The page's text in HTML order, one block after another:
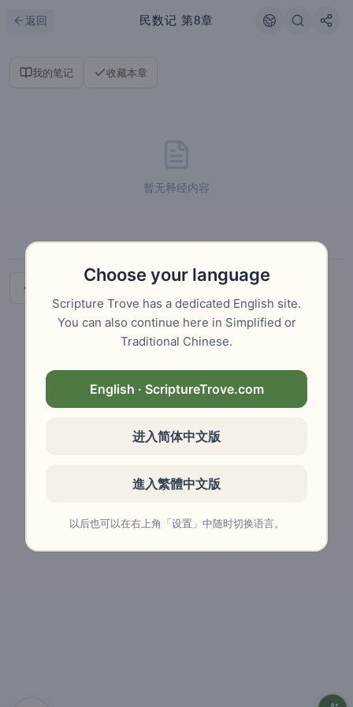
返回 民数记 第8章
我的笔记 收藏本章
暂无释经内容
Choose your language
Scripture Trove has a dedicated English site.
You can also continue here in Simplified or
Traditional Chinese.
English · ScriptureTrove.com
进入简体中文版
進入繁體中文版
以后也可以在右上角「设置」中随时切换语言。